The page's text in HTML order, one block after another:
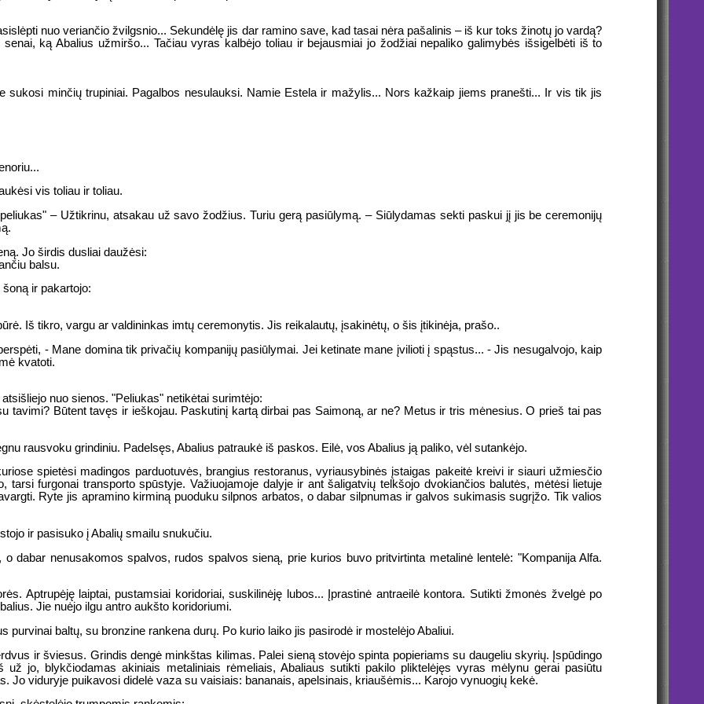
nuo veriančio žvilgsnio... Sekundėlę jis dar ramino save, kad tasai nėra pašalinis – iš kur toks žinotų jo vardą?
ką Abalius užmiršo... Tačiau vyras kalbėjo toliau ir bejausmiai jo žodžiai nepaliko galimybės išsigelbėti iš to
sukosi minčių trupiniai. Pagalbos nesulauksi. Namie Estela ir mažylis... Nors kažkaip jiems pranešti... Ir vis tik jis
vis toliau ir toliau.
– Užtikrinu, atsakau už savo žodžius. Turiu gerą pasiūlymą. – Siūlydamas sekti paskui jį jis be ceremonijų
Jo širdis dusliai daužėsi:
balsu.
ir pakartojo:
Iš tikro, vargu ar valdininkas imtų ceremonytis. Jis reikalautų, įsakinėtų, o šis įtikinėja, prašo..
- Mane domina tik privačių kompanijų pasiūlymai. Jei ketinate mane įvilioti į spąstus... - Jis nesugalvojo, kaip
kvatoti.
nuo sienos. "Peliukas" netikėtai surimtėjo:
tavimi? Būtent tavęs ir ieškojau. Paskutinį kartą dirbai pas Saimoną, ar ne? Metus ir tris mėnesius. O prieš tai pas
rausvoku grindiniu. Padelsęs, Abalius patraukė iš paskos. Eilė, vos Abalius ją paliko, vėl sutankėjo.
spietėsi madingos parduotuvės, brangius restoranus, vyriausybinės įstaigas pakeitė kreivi ir siauri užmiesčio
tarsi furgonai transporto spūstyje. Važiuojamoje dalyje ir ant šaligatvių telkšojo dvokiančios balutės, mėtėsi lietuje
Ryte jis apramino kirminą puoduku silpnos arbatos, o dabar silpnumas ir galvos sukimasis sugrįžo. Tik valios
ir pasisuko į Abalių smailu snukučiu.
dabar nenusakomos spalvos, rudos spalvos sieną, prie kurios buvo pritvirtinta metalinė lentelė: "Kompanija Alfa.
Aptrupėję laiptai, pustamsiai koridoriai, suskilinėję lubos... Įprastinė antraeilė kontora. Sutikti žmonės žvelgė po
Jie nuėjo ilgu antro aukšto koridoriumi.
purvinai baltų, su bronzine rankena durų. Po kurio laiko jis pasirodė ir mostelėjo Abaliui.
ir šviesus. Grindis dengė minkštas kilimas. Palei sieną stovėjo spinta popieriams su daugeliu skyrių. Įspūdingo
jo, blykčiodamas akiniais metaliniais rėmeliais, Abaliaus sutikti pakilo pliktelėjęs vyras mėlynu gerai pasiūtu
Jo viduryje puikavosi didelė vaza su vaisiais: bananais, apelsinais, kriaušėmis... Karojo vynuogių kekė.